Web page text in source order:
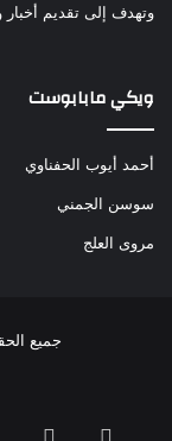
وتهدف إلى تقديم أخبار
ويكي مابابوست
أحمد أيوب الحفناوي
سوسن الجمني
مروى العلج
جميع